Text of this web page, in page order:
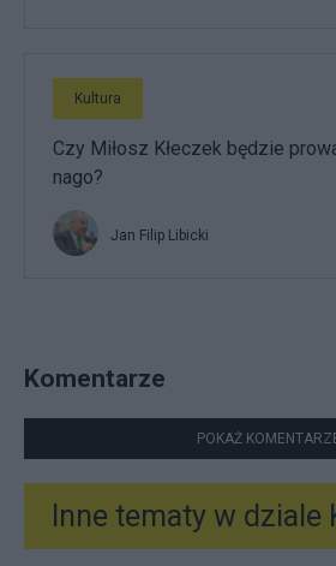
Kultura
Czy Miłosz Kłeczek będzie
nago?
Jan Filip Libicki
Komentarze
POKAŻ
Inne tematy w dziale